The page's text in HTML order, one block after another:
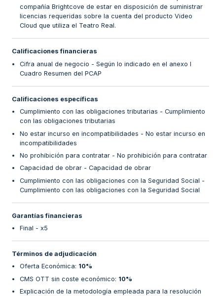
compañía Brightcove de estar en disposición de suministrar
licencias requeridas sobre la cuenta del producto Video
Cloud que utiliza el Teatro Real.
Calificaciones financieras
Cifra anual de negocio - Según lo indicado en el anexo I
Cuadro Resumen del PCAP
Calificaciones específicas
Cumplimiento con las obligaciones tributarias - Cumplimiento
con las obligaciones tributarias
No estar incurso en incompatibilidades - No estar incurso en
incompatibilidades
No prohibición para contratar - No prohibición para contratar
Capacidad de obrar - Capacidad de obrar
Cumplimiento con las obligaciones con la Seguridad Social -
Cumplimiento con las obligaciones con la Seguridad Social
Garantías financieras
Final - x5
Términos de adjudicación
Oferta Económica: 10%
CMS OTT sin coste económico: 10%
Explicación de la metodología empleada para la resolución